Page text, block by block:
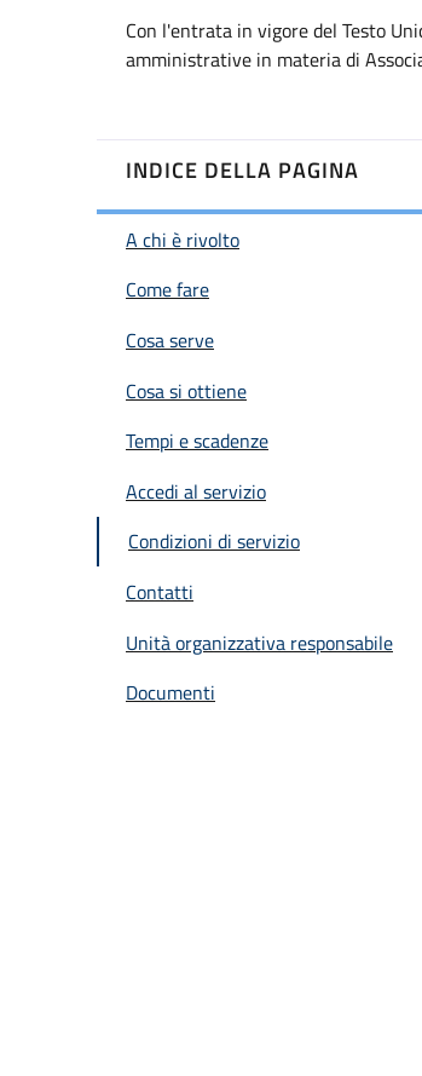
Con l'entrata in vigore del Testo
amministrative in materia di
INDICE DELLA PAGINA
A chi è rivolto
Come fare
Cosa serve
Cosa si ottiene
Tempi e scadenze
Accedi al servizio
Condizioni di servizio
Contatti
Unità organizzativa responsabile
Documenti